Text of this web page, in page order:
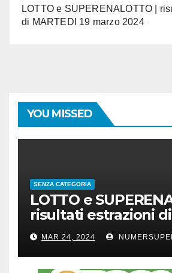
LOTTO e SUPERENALOTTO |
di MARTEDI 19 marzo 2024
YOU MISSED
SENZA CATEGORIA
LOTTO e
risultati estrazioni
23 marzo 2024
MAR 24, 2024